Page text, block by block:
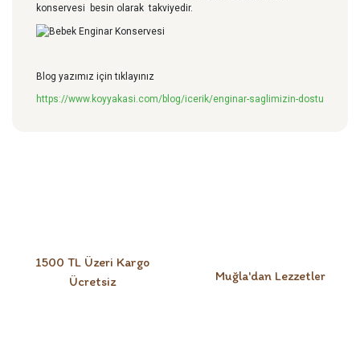
konservesi besin olarak takviyedir.
Blog yazımız için tıklayınız
https://www.koyyakasi.com/blog/icerik/enginar-saglimizin-dostu
1500 TL Üzeri Kargo
Ücretsiz
Muğla'dan Lezzetler